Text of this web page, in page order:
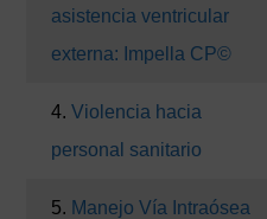
asistencia ventricular
externa: Impella CP©
4.Violencia hacia
personal sanitario
5. Manejo Vía Intraósea